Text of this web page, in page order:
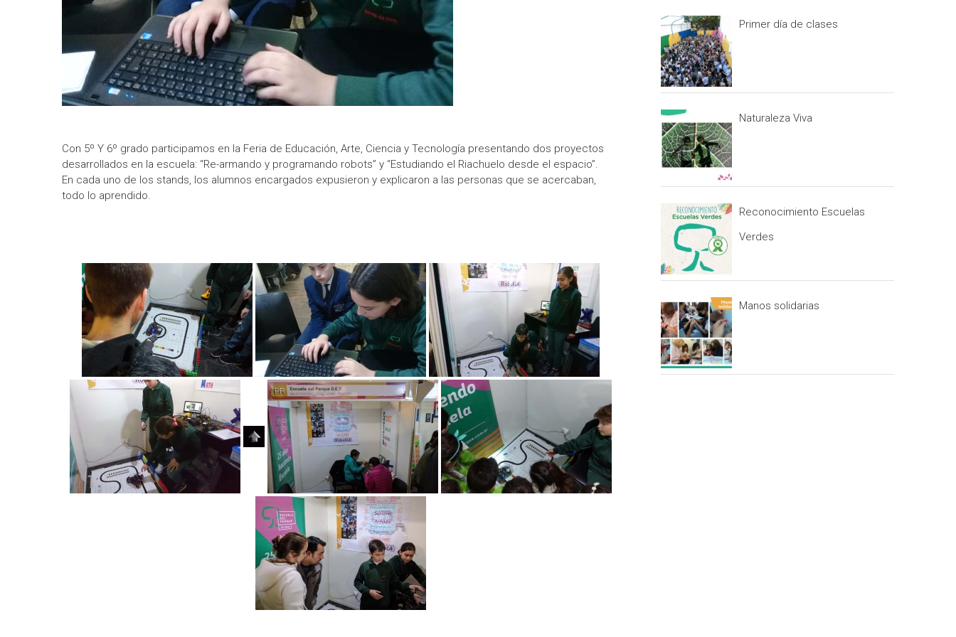
Con 5º Y 6º grado participamos en la Feria de Educación, Arte, Ciencia y Tecnología presentando dos proyectos
desarrollados en la escuela: “Re-armando y programando robots” y “Estudiando el Riachuelo desde el espacio”.
En cada uno de los stands, los alumnos encargados expusieron y explicaron a las personas que se acercaban,
todo lo aprendido.
Primer día de clases
Naturaleza Viva
Reconocimiento Escuelas
Verdes
Manos solidarias